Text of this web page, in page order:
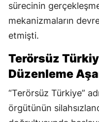
sürecinin
mekanizmaların
etmişti.
Terörsüz
Düzenleme
“Terörsüz Türkiye”
örgütünün